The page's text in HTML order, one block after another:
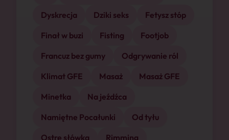
Dyskrecja
Dziki seks
Fetysz stóp
Finał w buzi
Fisting
Footjob
Francuz bez gumy
Odgrywanie ról
Klimat GFE
Masaż
Masaż GFE
Minetka
Na jeźdźca
Namiętne Pocałunki
Od tyłu
Ostre słówka
Rimming